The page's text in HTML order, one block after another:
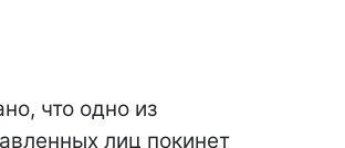
что одно из
лиц покинет